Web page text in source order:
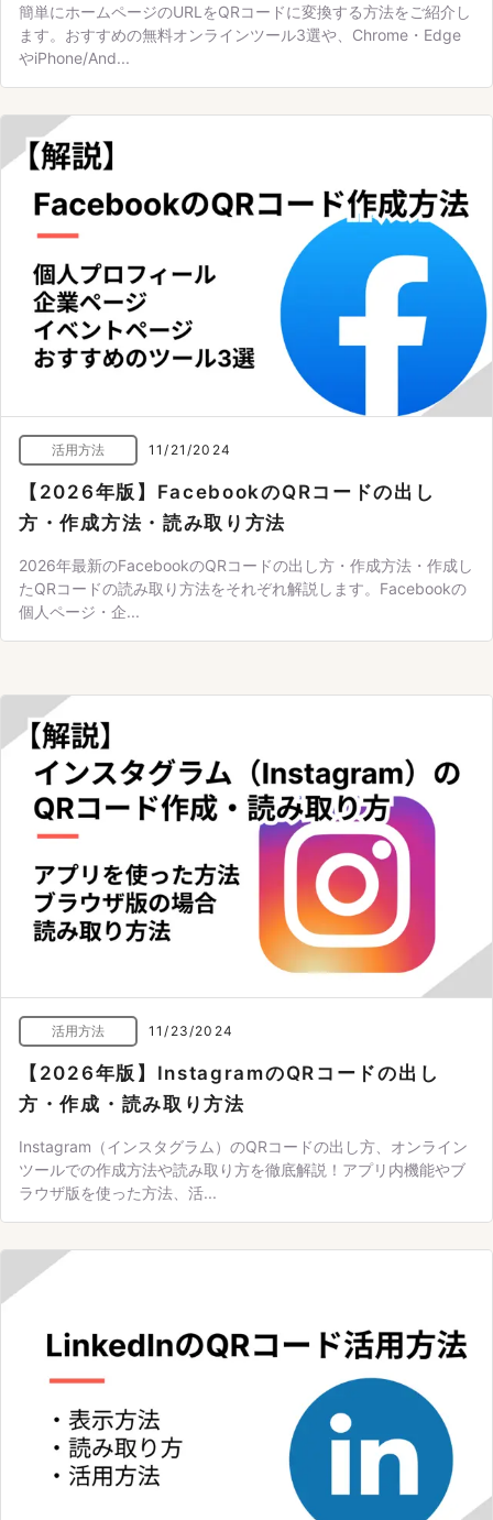
簡単にホームページのURLをQRコードに変換する方法をご紹介し
ます。おすすめの無料オンラインツール3選や、Chrome・Edge
やiPhone/And...
活用方法 11/21/2024
【2026年版】FacebookのQRコードの出し
方・作成方法・読み取り方法
2026年最新のFacebookのQRコードの出し方・作成方法・作成し
たQRコードの読み取り方法をそれぞれ解説します。Facebookの
個人ページ・企...
活用方法 11/23/2024
【2026年版】InstagramのQRコードの出し
方・作成・読み取り方法
Instagram（インスタグラム）のQRコードの出し方、オンライン
ツールでの作成方法や読み取り方を徹底解説！アプリ内機能やブ
ラウザ版を使った方法、活...